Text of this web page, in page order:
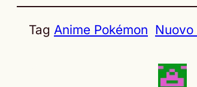
Tag Anime Pokémon